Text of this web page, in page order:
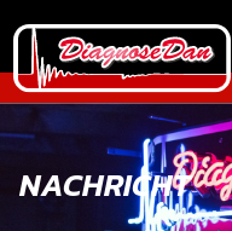
NACHRICHT